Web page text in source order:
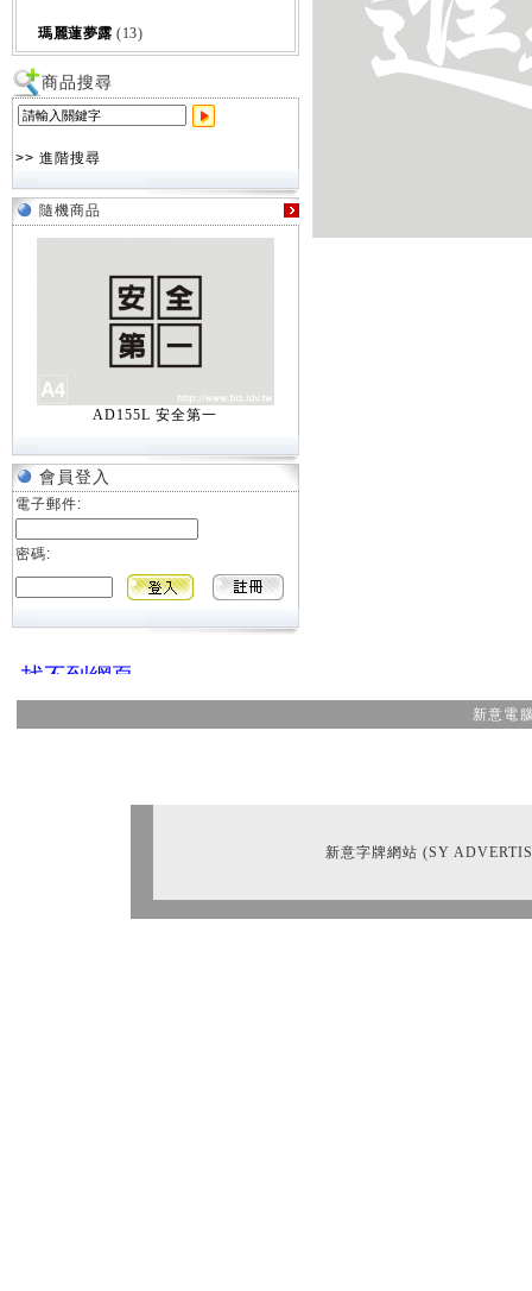
瑪麗蓮夢露 (13)
商品搜尋
>> 進階搜尋
隨機商品
AD155L 安全第一
會員登入
電子郵件:
密碼:
新意電
新意字牌網站 (SY